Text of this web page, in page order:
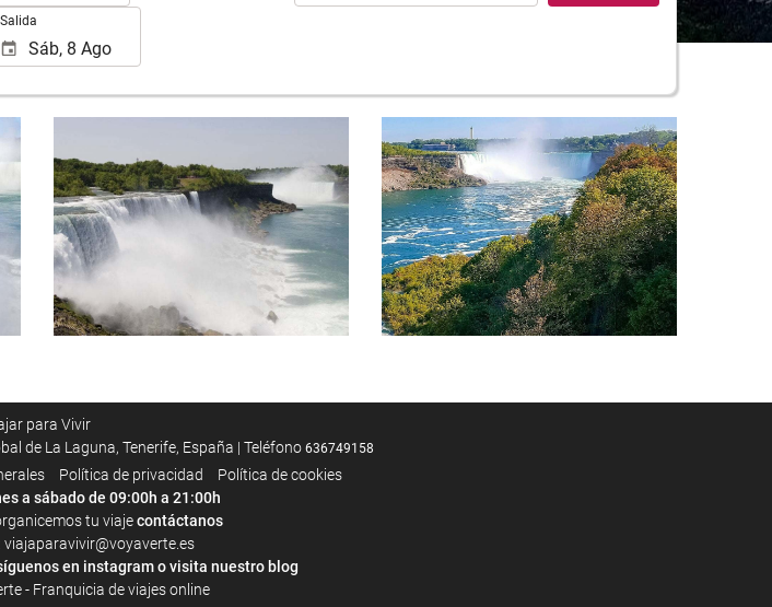
Salida
para Vivir
de La Laguna, Tenerife, España | Teléfono 636749158
Política de privacidad
Política de cookies
sábado de 09:00h a 21:00h
tu viajecontáctanos
en instagram o visita nuestro blog
- Franquicia de viajes online